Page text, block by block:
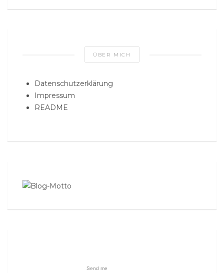
ÜBER MICH
Datenschutzerklärung
Impressum
README
Send me